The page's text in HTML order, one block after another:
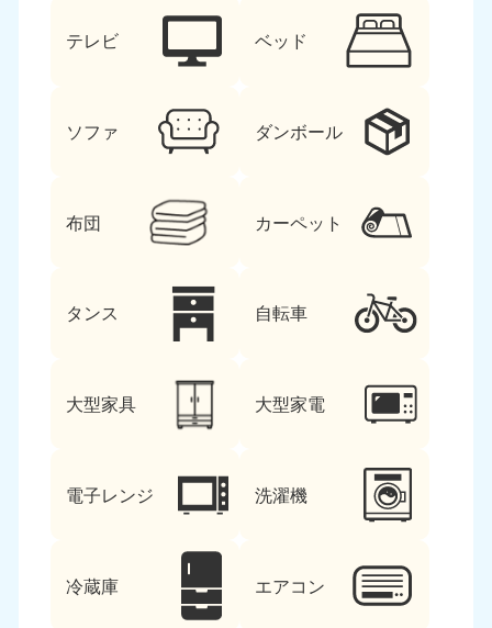
テレビ ベッド
ソファ ダンボール
布団 カーペット
タンス 自転車
大型家具 大型家電
電子レンジ 洗濯機
冷蔵庫 エアコン